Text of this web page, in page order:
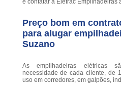
é contatar a Eletrac Empilhadeiras
Preço bom em
para alugar
Suzano
As empilhadeiras elétricas
necessidade de cada cliente, de
uso em corredores, em galpões,